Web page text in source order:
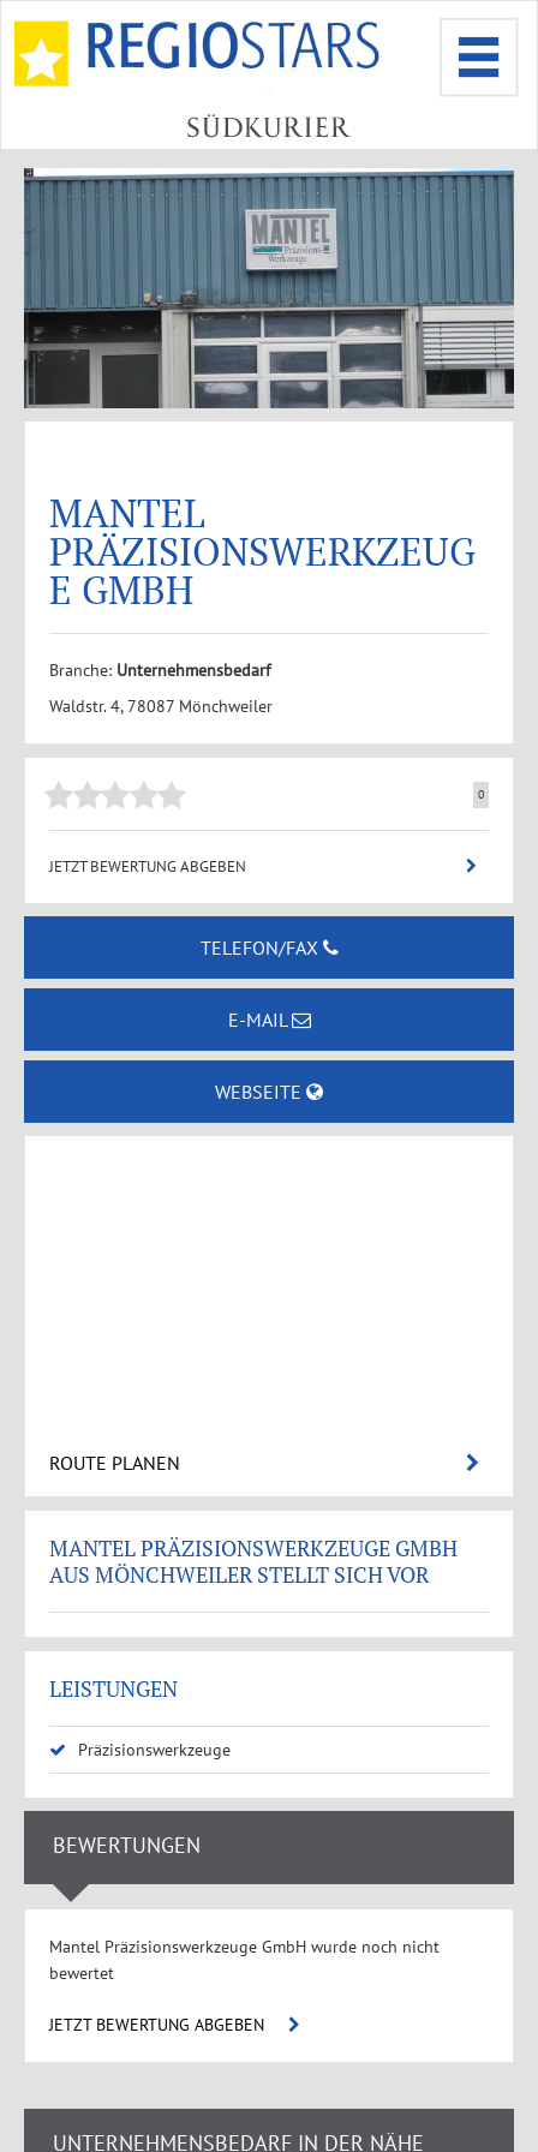
MANTEL
PRÄZISIONSWERKZEUG
E GMBH
Branche: Unternehmensbedarf
Waldstr. 4, 78087 Mönchweiler
0
JETZT BEWERTUNG ABGEBEN
TELEFON/FAX
E-MAIL
WEBSEITE
ROUTE PLANEN
MANTEL PRÄZISIONSWERKZEUGE GMBH
AUS MÖNCHWEILER STELLT SICH VOR
LEISTUNGEN
Präzisionswerkzeuge
BEWERTUNGEN
Mantel Präzisionswerkzeuge GmbH wurde noch nicht
bewertet
JETZT BEWERTUNG ABGEBEN
UNTERNEHMENSBEDARF IN DER NÄHE